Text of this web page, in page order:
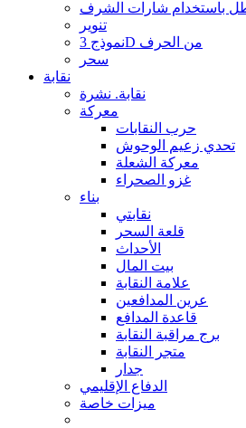
تنوير
نموذج 3D من الحرف
سحر
نقابة
نقابة. نشرة
معركة
حرب النقابات
تحدي زعيم الوحوش
معركة الشعلة
غزو الصحراء
بناء
نقابتي
قلعة السحر
الأحداث
بيت المال
علامة النقابة
عرين المدافعين
قاعدة المدافع
برج مراقبة النقابة
متجر النقابة
جدار
الدفاع الإقليمي
ميزات خاصة